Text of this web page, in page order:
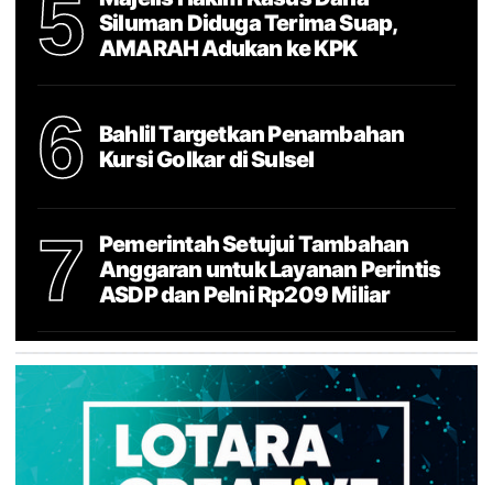
5
Siluman Diduga Terima Suap,
AMARAH Adukan ke KPK
6
Bahlil Targetkan Penambahan
Kursi Golkar di Sulsel
7
Pemerintah Setujui Tambahan
Anggaran untuk Layanan Perintis
ASDP dan Pelni Rp209 Miliar